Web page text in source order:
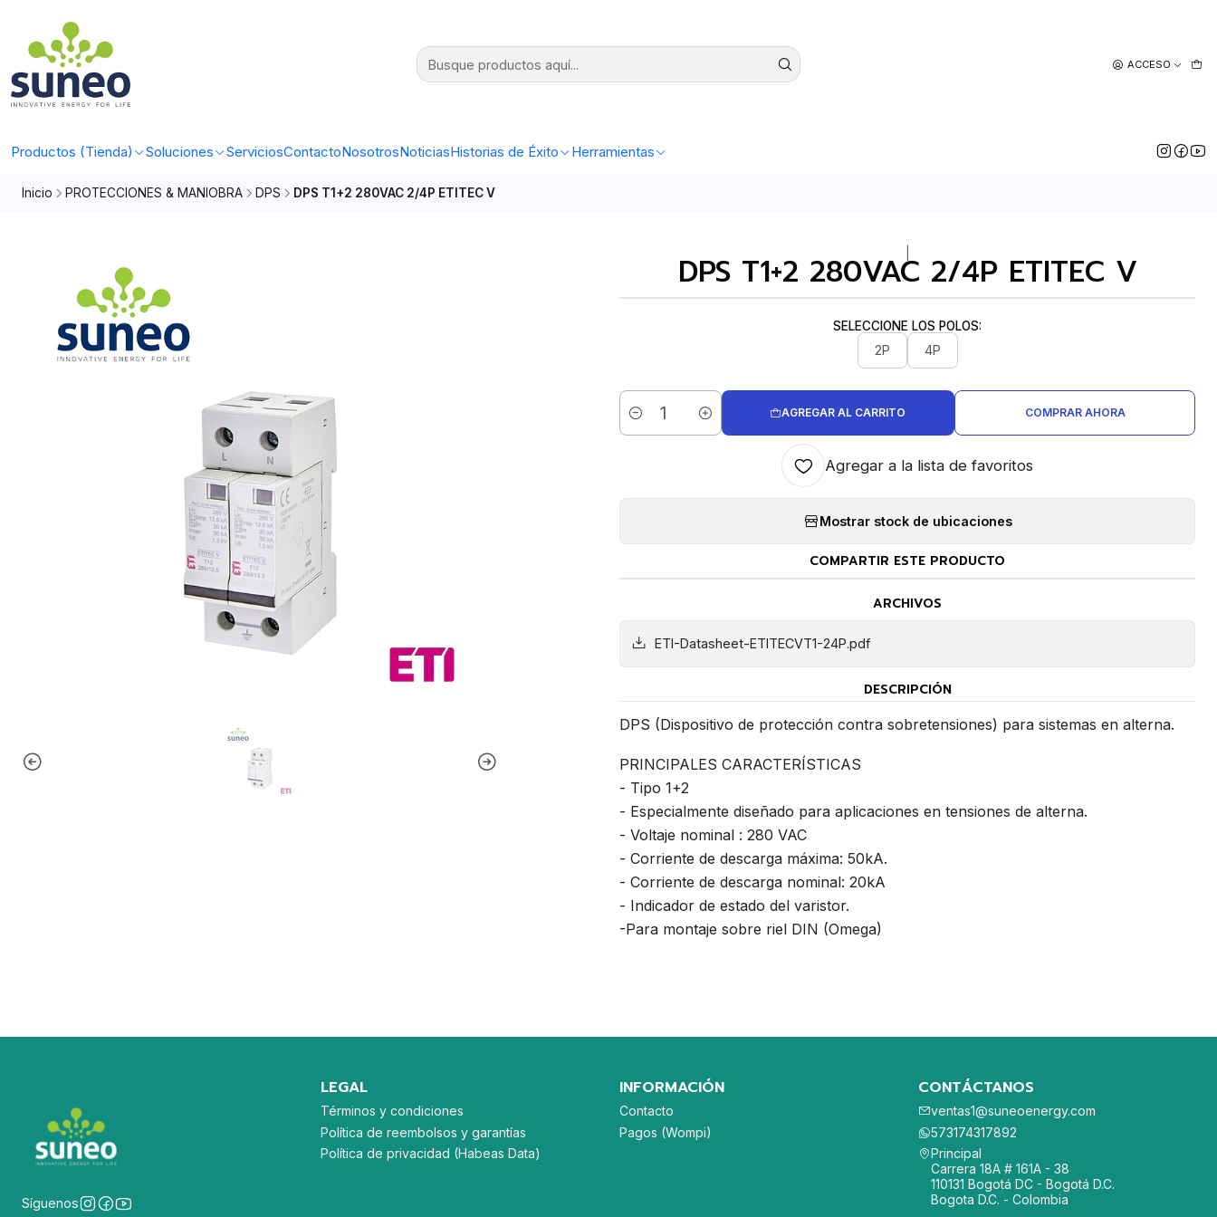
ACCESO
Productos (Tienda) Soluciones ServiciosContactoNosotrosNoticiasHistorias de Éxito Herramientas
Inicio PROTECCIONES & MANIOBRA DPS DPS T1+2 280VAC 2/4P ETITEC V
DPS T1+2 280VAC 2/4P ETITEC V
SELECCIONE LOS POLOS:
2P 4P
Cantidad
AGREGAR AL CARRITO COMPRAR AHORA
Agregar a la lista de favoritos
Mostrar stock de ubicaciones
COMPARTIR ESTE PRODUCTO
ARCHIVOS
ETI-Datasheet-ETITECVT1-24P.pdf
DESCRIPCIÓN
DPS (Dispositivo de protección contra sobretensiones) para sistemas en alterna.
PRINCIPALES CARACTERÍSTICAS
- Tipo 1+2
- Especialmente diseñado para aplicaciones en tensiones de alterna.
- Voltaje nominal : 280 VAC
- Corriente de descarga máxima: 50kA.
- Corriente de descarga nominal: 20kA
- Indicador de estado del varistor.
-Para montaje sobre riel DIN (Omega)
Síguenos
LEGAL
Términos y condiciones
Política de reembolsos y garantías
Política de privacidad (Habeas Data)
INFORMACIÓN
Contacto
Pagos (Wompi)
CONTÁCTANOS
ventas1@suneoenergy.com
573174317892
Principal
Carrera 18A # 161A - 38
110131 Bogotá DC - Bogotá D.C.
Bogota D.C. - Colombia